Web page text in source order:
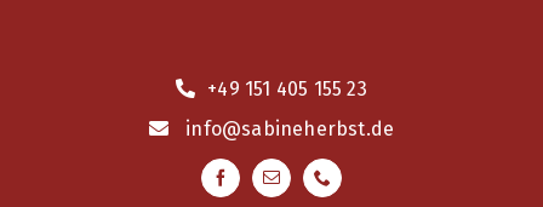
+49 151 405 155 23
info@sabineherbst.de